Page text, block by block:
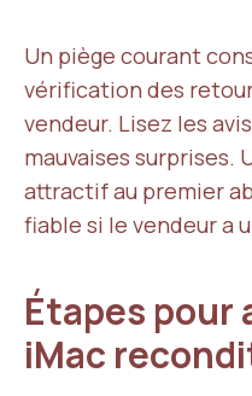
Un piège courant
vérification des
vendeur. Lisez les
mauvaises surprises.
attractif au premier
fiable si le vendeur a
Étapes
iMac